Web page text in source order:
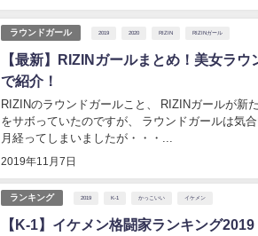
ラウンドガール 2019 2020 RIZIN RIZINガール
【最新】RIZINガールまとめ！美女ラ
で紹介！
2019年11月7日
RIZINのラウンドガールこと、 RIZINガールが新たに発表され
をサボっていたのですが、 ラウンドガールは気
月経ってしまいましたが・・・...
ランキング 2019 K-1 かっこいい イケメン
【K-1】イケメン格闘家ランキング